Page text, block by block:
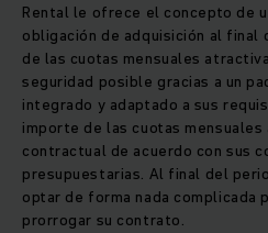
Rental le ofrece el concepto de
obligación de adquisición al
de las cuotas mensuales
seguridad posible gracias a un
integrado y adaptado a sus
importe de las cuotas
contractual de acuerdo con sus
presupuestarias. Al final del
optar de forma nada complicada
prorrogar su contrato.